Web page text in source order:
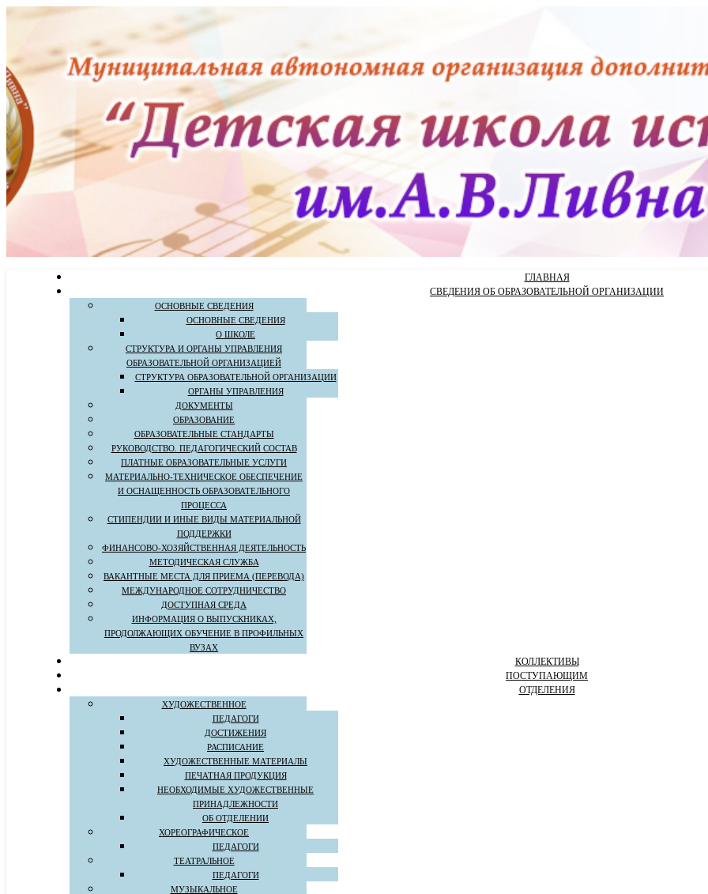
ГЛАВНАЯ
СВЕДЕНИЯ ОБ ОБРАЗОВАТЕЛЬНОЙ ОРГАНИЗАЦИИ
ОСНОВНЫЕ СВЕДЕНИЯ
ОСНОВНЫЕ СВЕДЕНИЯ
О ШКОЛЕ
СТРУКТУРА И ОРГАНЫ УПРАВЛЕНИЯ
ОБРАЗОВАТЕЛЬНОЙ ОРГАНИЗАЦИЕЙ
СТРУКТУРА ОБРАЗОВАТЕЛЬНОЙ ОРГАНИЗАЦИИ
ОРГАНЫ УПРАВЛЕНИЯ
ДОКУМЕНТЫ
ОБРАЗОВАНИЕ
ОБРАЗОВАТЕЛЬНЫЕ СТАНДАРТЫ
РУКОВОДСТВО. ПЕДАГОГИЧЕСКИЙ СОСТАВ
ПЛАТНЫЕ ОБРАЗОВАТЕЛЬНЫЕ УСЛУГИ
МАТЕРИАЛЬНО-ТЕХНИЧЕСКОЕ ОБЕСПЕЧЕНИЕ
И ОСНАЩЕННОСТЬ ОБРАЗОВАТЕЛЬНОГО
ПРОЦЕССА
СТИПЕНДИИ И ИНЫЕ ВИДЫ МАТЕРИАЛЬНОЙ
ПОДДЕРЖКИ
ФИНАНСОВО-ХОЗЯЙСТВЕННАЯ ДЕЯТЕЛЬНОСТЬ
МЕТОДИЧЕСКАЯ СЛУЖБА
ВАКАНТНЫЕ МЕСТА ДЛЯ ПРИЕМА (ПЕРЕВОДА)
МЕЖДУНАРОДНОЕ СОТРУДНИЧЕСТВО
ДОСТУПНАЯ СРЕДА
ИНФОРМАЦИЯ О ВЫПУСКНИКАХ,
ПРОДОЛЖАЮЩИХ ОБУЧЕНИЕ В ПРОФИЛЬНЫХ
ВУЗАХ
КОЛЛЕКТИВЫ
ПОСТУПАЮЩИМ
ОТДЕЛЕНИЯ
ХУДОЖЕСТВЕННОЕ
ПЕДАГОГИ
ДОСТИЖЕНИЯ
РАСПИСАНИЕ
ХУДОЖЕСТВЕННЫЕ МАТЕРИАЛЫ
ПЕЧАТНАЯ ПРОДУКЦИЯ
НЕОБХОДИМЫЕ ХУДОЖЕСТВЕННЫЕ
ПРИНАДЛЕЖНОСТИ
ОБ ОТДЕЛЕНИИ
ХОРЕОГРАФИЧЕСКОЕ
ПЕДАГОГИ
ТЕАТРАЛЬНОЕ
ПЕДАГОГИ
МУЗЫКАЛЬНОЕ